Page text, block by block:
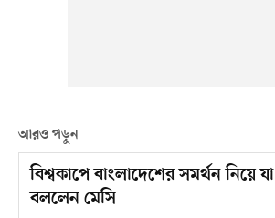
আরও পড়ুন
বিশ্বকাপে বাংলাদেশের সমর্থন নিয়ে যা
বললেন মেসি